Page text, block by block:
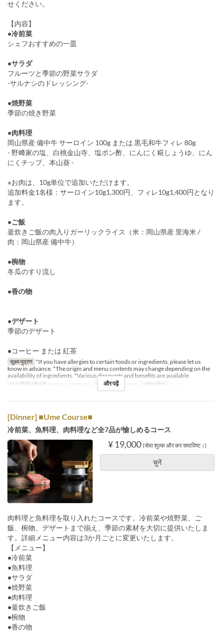
せください。
【内容】
●冷前菜
シェフおすすめの一皿
●サラダ
フルーツと季節の野菜サラダ
-サルナシのドレッシング-
●焼野菜
季節の焼き野菜
●肉料理
岡山県産 備中牛 サーロイン 100g または 黒毛和牛フィレ 80g
- 野﨑家の塩、白桃金山寺、塩ポン酢、にんにく糀しょうゆ、にん
にくチップ、本山葵 -
※お肉は、10g単位で追加いただけます。
追加料金1名様：サーロイン10g1,300円、フィレ10g1,400円となり
ます。
●ご飯
釜炊きご飯の肉入りガーリックライス（米：岡山県産 里海米 /
肉：岡山県産 備中牛）
●椀物
冬瓜のすり流し
●香の物
●デザート
季節のデザート
●コーヒー または 紅茶
सूक्ष्म मुद्रण *If you have allergies to certain foods or ingredients, please let us
know in advance. *The origin and menu contents may change depending on the
availability of ingredients. *Various discounts and benefits are available.
मान्य तिथि सीमाएँ
जून 01 ~ अगस्त 31 भोजन रात का खाना आदेश सीमा 1 ~ 6
और पढ़ें
[Dinner] ■Ume Course■
冷前菜、魚料理、肉料理など全7品が愉しめるコース
¥ 19,000 (सेवा शुल्क और कर समाविष्ट।)
चुनें
肉料理と魚料理を取り入れたコースです。冷前菜や焼野菜、ご
飯、椀物、デザートまで揃え、季節の素材を大切に提供いたしま
す。詳細メニュー内容は3か月ごとに変更いたします。
【メニュー】
●冷前菜
●魚料理
●サラダ
●焼野菜
●肉料理
●釜炊きご飯
●椀物
●香の物